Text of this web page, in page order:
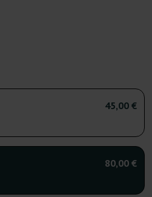
45,00 €
80,00 €